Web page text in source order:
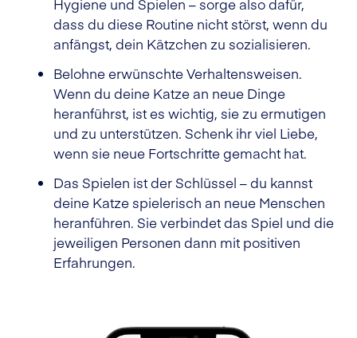
dass du diese Routine nicht störst, wenn du
anfängst, dein Kätzchen zu sozialisieren.
Belohne erwünschte Verhaltensweisen.
Wenn du deine Katze an neue Dinge
heranführst, ist es wichtig, sie zu ermutigen
und zu unterstützen. Schenk ihr viel Liebe,
wenn sie neue Fortschritte gemacht hat.
Das Spielen ist der Schlüssel – du kannst
deine Katze spielerisch an neue Menschen
heranführen. Sie verbindet das Spiel und die
jeweiligen Personen dann mit positiven
Erfahrungen.